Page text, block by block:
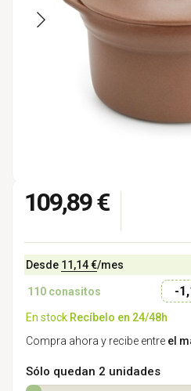
109,89 €
Desde 11,14 €/mes
110 conasitos -
En stock Recíbelo en 24/48h
Compra ahora y recibe entre el
Sólo quedan 2 unidades